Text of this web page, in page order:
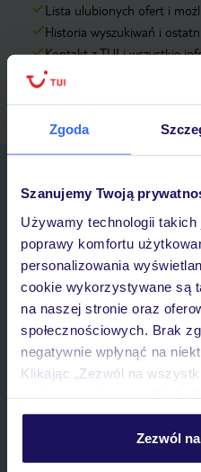
Zgoda
Szanujemy Twoją
Używamy technologii
poprawy komfortu
personalizowania
cookie wykorzystywane są
na naszej stronie oraz
społecznościowych. Brak
negatywnie wpłynąć na
Klikając „Zezwól na
personalizować swój wybór
Szczegółowe informacje o
Zezwól
Lista ulubionych ofert i
Historia wyszukiwań i
Kontakt z TUI i wszystkie
myTUI
IMIĘ*
Wyrażam zgodę na
Poland Sp. z o.o. i TUI
marketingowych, w zakresie
przetwarzaniu danych
komunikacji (e-mail), także z